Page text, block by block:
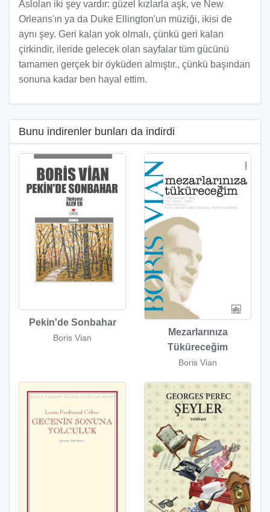
Aslolan iki şey vardır: güzel kızlarla aşk, ve New
Orleans'ın ya da Duke Ellington'un müziği, ikisi de
aynı şey. Geri kalan yok olmalı, çünkü geri kalan
çirkindir, ileride gelecek olan sayfalar tüm gücünü
tamamen gerçek bir öyküden almıştır., çünkü başından
sonuna kadar ben hayal ettim.
Bunu indirenler bunları da indirdi
Pekin'de Sonbahar
Boris Vian
Mezarlarınıza
Tüküreceğim
Boris Vian